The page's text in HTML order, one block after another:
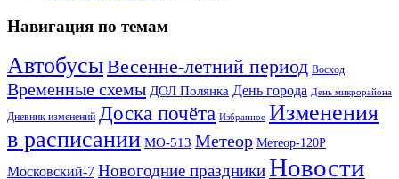
Навигация по темам
АвтобусыВесенне-летний период Восход
Временные схемы ДОЛ Полянка День города День микрорайона
Дневник изменений Доска почёта Избранное Изменения
в расписании МО-513 Метеор Метеор-120Р
Московский-7 Новогодние праздникиНовости